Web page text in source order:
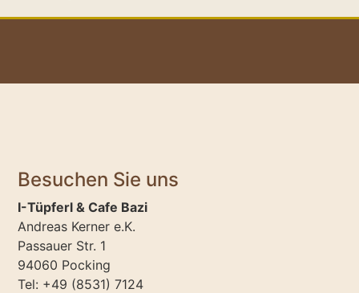
Besuchen Sie uns
I-Tüpferl & Cafe Bazi
Andreas Kerner e.K.
Passauer Str. 1
94060 Pocking
Tel: +49 (8531) 7124